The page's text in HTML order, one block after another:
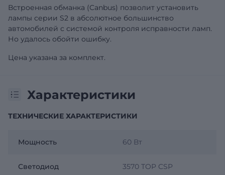
Встроенная обманка (Canbus) позволит установить
лампы серии S2 в абсолютное большинство
автомобилей с системой контроля исправности ламп.
Но удалось обойти ошибку.
Цена указана за комплект.
Характеристики
ТЕХНИЧЕСКИЕ ХАРАКТЕРИСТИКИ
Мощность 60 Вт
Светодиод 3570 TOP CSP